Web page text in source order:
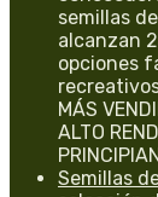
semillas
alcanzan
opciones
MÁS
ALTO
Semillas